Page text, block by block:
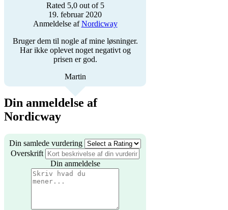
Rated 5,0 out of 5
19. februar 2020
Anmeldelse afNordicway
Bruger dem til nogle af mine løsninger.
Har ikke oplevet noget negativt og
prisen er god.
Martin
Din anmeldelse af
Nordicway
Din samlede vurdering
Overskrift
Din anmeldelse